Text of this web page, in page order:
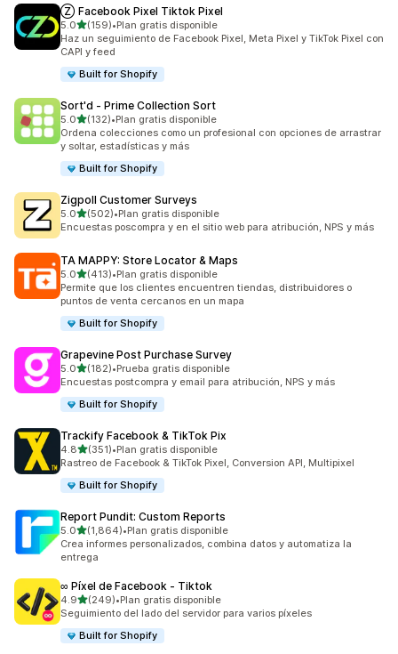
Ⓩ Facebook Pixel Tiktok Pixel
5.0de 5 estrellas
(159)
159 reseñas en total
•Plan gratis disponible
Haz un seguimiento de Facebook Pixel, Meta Pixel y TikTok Pixel con
CAPI y feed
Built for Shopify
Sort'd ‑ Prime Collection Sort
5.0de 5 estrellas
(132)
132 reseñas en total
•Plan gratis disponible
Ordena colecciones como un profesional con opciones de arrastrar
y soltar, estadísticas y más
Built for Shopify
Zigpoll Customer Surveys
5.0de 5 estrellas
(502)
502 reseñas en total
•Plan gratis disponible
Encuestas poscompra y en el sitio web para atribución, NPS y más
TA MAPPY: Store Locator & Maps
5.0de 5 estrellas
(413)
413 reseñas en total
•Plan gratis disponible
Permite que los clientes encuentren tiendas, distribuidores o
puntos de venta cercanos en un mapa
Built for Shopify
Grapevine Post Purchase Survey
5.0de 5 estrellas
(182)
182 reseñas en total
•Prueba gratis disponible
Encuestas postcompra y email para atribución, NPS y más
Built for Shopify
Trackify Facebook & TikTok Pix
4.8de 5 estrellas
(351)
351 reseñas en total
•Plan gratis disponible
Rastreo de Facebook & TikTok Pixel, Conversion API, Multipixel
Built for Shopify
Report Pundit: Custom Reports
5.0de 5 estrellas
(1,864)
1864 reseñas en total
•Plan gratis disponible
Crea informes personalizados, combina datos y automatiza la
entrega
∞ Píxel de Facebook ‑ Tiktok
4.9de 5 estrellas
(249)
249 reseñas en total
•Plan gratis disponible
Seguimiento del lado del servidor para varios píxeles
Built for Shopify